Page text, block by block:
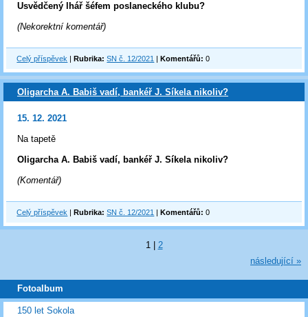
Usvědčený lhář šéfem poslaneckého klubu?
(Nekorektní komentář)
Celý příspěvek |Rubrika: SN č. 12/2021 |Komentářů: 0
Oligarcha A. Babiš vadí, bankéř J. Síkela nikoliv?
15. 12. 2021
Na tapetě
Oligarcha A. Babiš vadí, bankéř J. Síkela nikoliv?
(Komentář)
Celý příspěvek |Rubrika: SN č. 12/2021 |Komentářů: 0
1
2
následující »
Fotoalbum
150 let Sokola